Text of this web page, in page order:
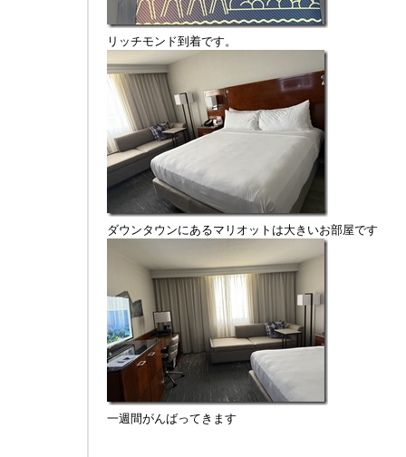
リッチモンド到着です。
ダウンタウンにあるマリオットは大きいお部屋です
一週間がんばってきます